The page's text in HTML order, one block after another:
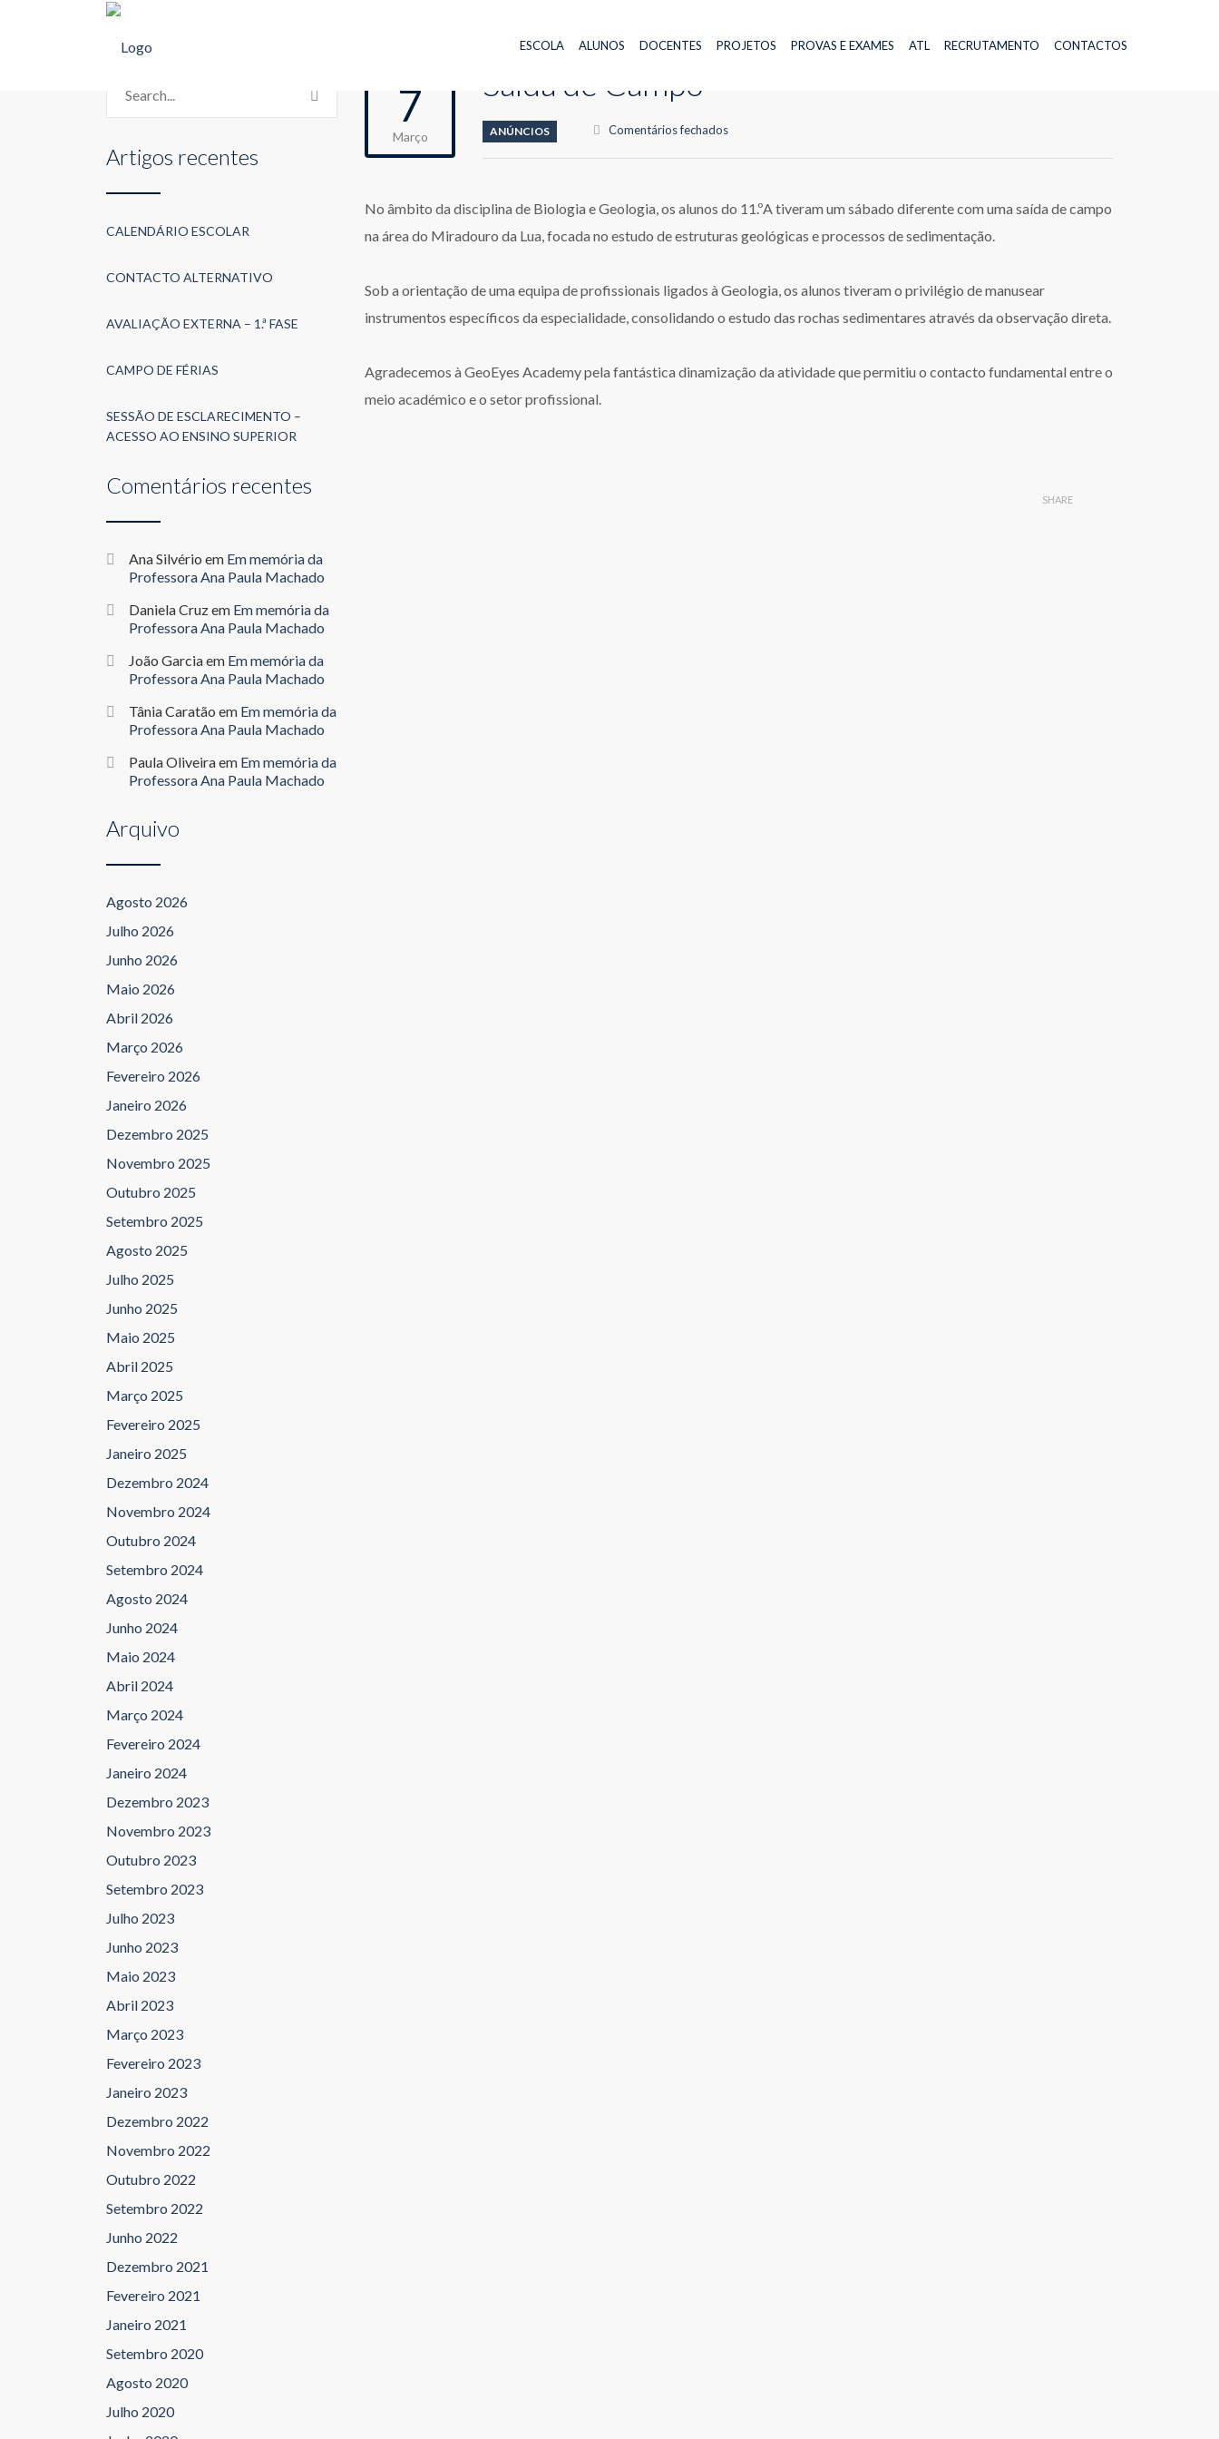
ESCOLA ALUNOS DOCENTES PROJETOS PROVAS E EXAMES ATL RECRUTAMENTO CONTACTOS
7
Março
Saída de Campo
ANÚNCIOS Comentários fechadosem
No âmbito da disciplina de Biologia e Geologia, os alunos do 11.ºA tiveram um sábado diferente com uma saída de campo
na área do Miradouro da Lua, focada no estudo de estruturas geológicas e processos de sedimentação.
Sob a orientação de uma equipa de profissionais ligados à Geologia, os alunos tiveram o privilégio de manusear
instrumentos específicos da especialidade, consolidando o estudo das rochas sedimentares através da observação direta.
Agradecemos à GeoEyes Academy pela fantástica dinamização da atividade que permitiu o contacto fundamental entre o
meio académico e o setor profissional.
SHARE
Artigos recentes
CALENDÁRIO ESCOLAR
CONTACTO ALTERNATIVO
AVALIAÇÃO EXTERNA – 1.ª FASE
CAMPO DE FÉRIAS
SESSÃO DE ESCLARECIMENTO –
ACESSO AO ENSINO SUPERIOR
Comentários recentes
Ana Silvério em Em memória da
Professora Ana Paula Machado
Daniela Cruzem Em memória da
Professora Ana Paula Machado
João Garciaem Em memória da
Professora Ana Paula Machado
Tânia Caratão em Em memória da
Professora Ana Paula Machado
Paula Oliveiraem Em memória da
Professora Ana Paula Machado
Arquivo
Agosto 2026
Julho 2026
Junho 2026
Maio 2026
Abril 2026
Março 2026
Fevereiro 2026
Janeiro 2026
Dezembro 2025
Novembro 2025
Outubro 2025
Setembro 2025
Agosto 2025
Julho 2025
Junho 2025
Maio 2025
Abril 2025
Março 2025
Fevereiro 2025
Janeiro 2025
Dezembro 2024
Novembro 2024
Outubro 2024
Setembro 2024
Agosto 2024
Junho 2024
Maio 2024
Abril 2024
Março 2024
Fevereiro 2024
Janeiro 2024
Dezembro 2023
Novembro 2023
Outubro 2023
Setembro 2023
Julho 2023
Junho 2023
Maio 2023
Abril 2023
Março 2023
Fevereiro 2023
Janeiro 2023
Dezembro 2022
Novembro 2022
Outubro 2022
Setembro 2022
Junho 2022
Dezembro 2021
Fevereiro 2021
Janeiro 2021
Setembro 2020
Agosto 2020
Julho 2020